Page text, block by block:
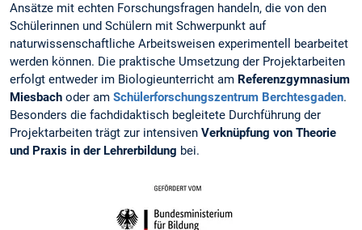
Ansätze mit echten Forschungsfragen handeln, die von den
Schülerinnen und Schülern mit Schwerpunkt auf
naturwissenschaftliche Arbeitsweisen experimentell bearbeitet
werden können. Die praktische Umsetzung der Projektarbeiten
erfolgt entweder im Biologieunterricht am Referenzgymnasium
Miesbach oder am Schülerforschungszentrum Berchtesgaden.
Besonders die fachdidaktisch begleitete Durchführung der
Projektarbeiten trägt zur intensiven Verknüpfung von Theorie
und Praxis in der Lehrerbildung bei.